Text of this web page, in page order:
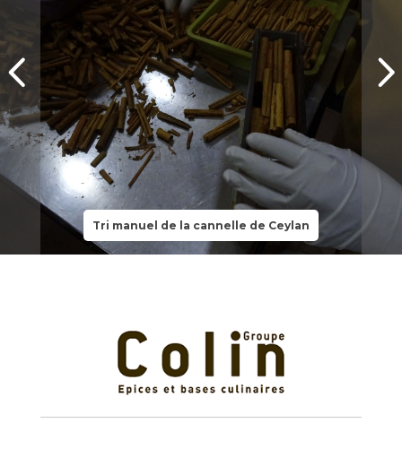
Tri manuel de la cannelle de Ceylan